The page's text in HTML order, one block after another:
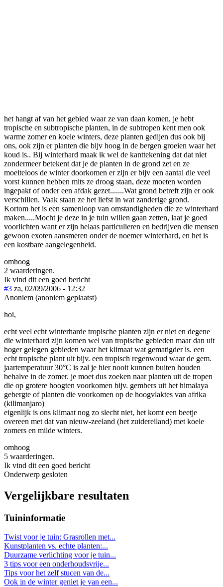
het hangt af van het gebied waar ze van daan komen, je hebt
tropische en subtropische planten, in de subtropen kent men ook
warme zomer en koele winters, deze planten gedijen dus ook bij
ons, ook zijn er planten die bijv hoog in de bergen groeien waar het
koud is.. Bij winterhard maak ik wel de kanttekening dat dat niet
zondermeer betekent dat je de planten in de grond zet en ze
moeiteloos de winter doorkomen er zijn er bijv een aantal die veel
vorst kunnen hebben mits ze droog staan, deze moeten worden
ingepakt of onder een afdak gezet.......Wat grond betreft zijn er ook
verschillen. Vaak staan ze het liefst in wat zanderige grond.
Kortom het is een samenloop van omstandigheden die ze winterhard
maken.....Mocht je deze in je tuin willen gaan zetten, laat je goed
voorlichten want er zijn helaas particulieren en bedrijven die mensen
gewoon exoten aansmeren onder de noemer winterhard, en het is
een kostbare aangelegenheid.
omhoog
2 waarderingen.
Ik vind dit een goed bericht
#3 za, 02/09/2006 - 12:32
Anoniem (anoniem geplaatst)
hoi,
echt veel echt winterharde tropische planten zijn er niet en degene
die winterhard zijn komen wel van tropische gebieden maar dan uit
hoger gelegen gebieden waar het klimaat wat gematigder is. een
echt tropische plant uit bijv. een tropisch regenwoud waar de gem.
jaartemperatuur 30°C is zal je hier nooit kunnen buiten houden
behalve in de zomer. je moet dus zoeken naar planten uit de tropen
die op grotere hoogten voorkomen bijv. gembers uit het himalaya
gebergte of planten die voorkomen op de hoogvlaktes van afrika
(kilimanjaro)
eigenlijk is ons klimaat nog zo slecht niet, het komt een beetje
overeen met dat van nieuw-zeeland (het zuidereiland) met koele
zomers en milde winters.
omhoog
5 waarderingen.
Ik vind dit een goed bericht
Onderwerp gesloten
Vergelijkbare resultaten
Tuininformatie
Twist voor je tuin: Grasrollen met...
Kunstplanten vs. echte planten:...
Duurzame verlichting voor je tuin...
3 tips voor een onderhoudsvrije...
Tips voor het zelf stucen van de...
Ook in de winter geniet je van een...